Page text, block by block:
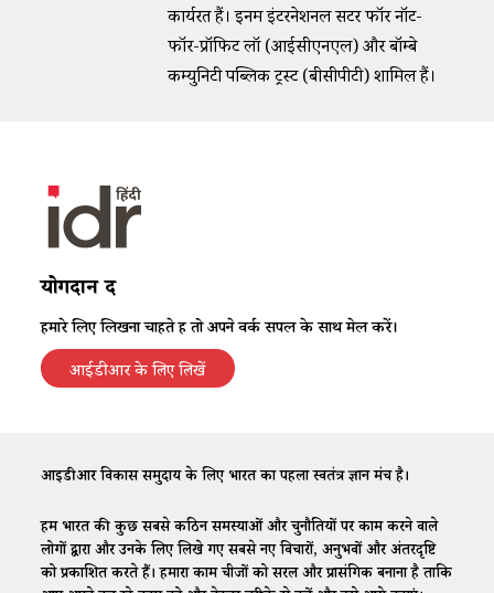
कार्यरत हैं। इनमें इंटरनेशनल सेंटर फॉर नॉट-
फॉर-प्रॉफिट लॉ (आईसीएनएल) और बॉम्बे
कम्युनिटी पब्लिक ट्रस्ट (बीसीपीटी) शामिल हैं।
योगदान दें
हमारे लिए लिखना चाहते हैं तो अपने वर्क सैंपल के साथ मेल करें।
आईडीआर के लिए लिखें
आईडीआर विकास समुदाय के लिए भारत का पहला स्वतंत्र ज्ञान मंच है।
हम भारत की कुछ सबसे कठिन समस्याओं और चुनौतियों पर काम करने वाले
लोगों द्वारा और उनके लिए लिखे गए सबसे नए विचारों, अनुभवों और अंतरदृष्टि
को प्रकाशित करते हैं। हमारा काम चीजों को सरल और प्रासंगिक बनाना है ताकि